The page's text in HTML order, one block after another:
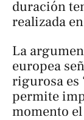
duración
realizada
La
europea
rigurosa es
permite
momento